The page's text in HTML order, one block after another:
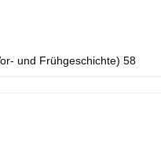
und Frühgeschichte) 58